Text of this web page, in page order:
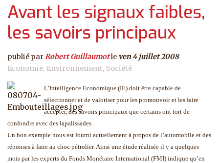
Avant les signaux faibles,
les savoirs principaux
publié parRobert Guillaumotle ven 4 juillet 2008
Economie Environnement Société
L’Intelligence Economique (IE) doit être capable de
sélectionner et de valoriser pour les promouvoir et les faire
accepter, des savoirs principaux que certains ont tort de
confondre avec des lapalissades.
Un bon exemple nous est fourni actuellement à propos de l’automobile et des
réponses à faire au choc pétrolier. Ainsi une étude réalisée il y a quelques
mois par les experts du Fonds Monétaire International (FMI) indique qu’en